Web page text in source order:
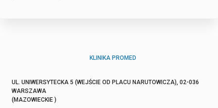
KLINIKA PROMED
UL. UNIWERSYTECKA 5 (WEJŚCIE OD PLACU NARUTOWICZA), 02-036
WARSZAWA
(MAZOWIECKIE )